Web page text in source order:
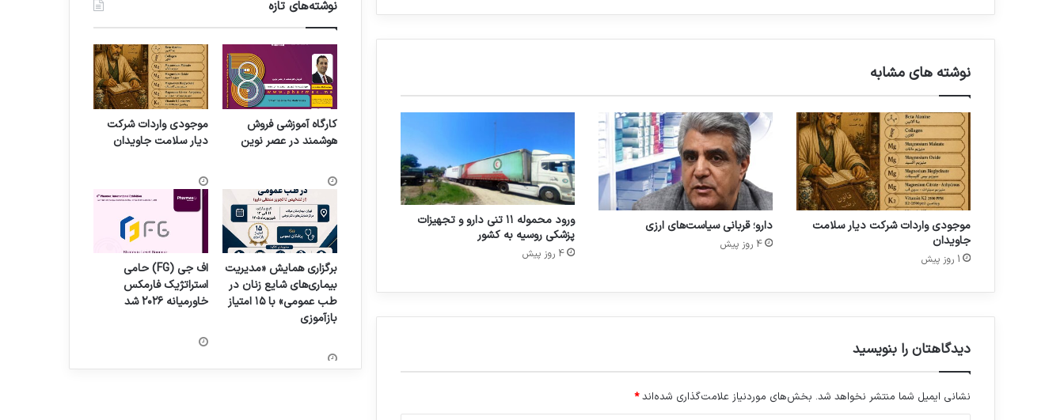
د
ه
د
ب
ه
س
ل
ا
م
ک
ر
ر
ا
ق
ز
e
P
h
a
r
m
e
x
2
ا
د
نوشته های مشابه
موجودی واردات شرکت دیار سلامت
جاویدان
1 روز پیش
دارو؛ قربانی سیاست‌های ارزی
4 روز پیش
ورود محموله ۱۱ تنی دارو و تجهیزات
پزشکی روسیه به کشور
4 روز پیش
دیدگاهتان را بنویسید
نشانی ایمیل شما منتشر نخواهد شد. بخش‌های موردنیاز علامت‌گذاری شده‌اند*
نوشته‌های تازه
کارگاه آموزشی فروش
هوشمند در عصر نوین
موجودی واردات شرکت
دیار سلامت جاویدان
برگزاری همایش «مدیریت
بیماری‌های شایع زنان در
طب عمومی» با ۱۵ امتیاز
بازآموزی
اف جی (FG) حامی
استراتژیک فارمکس
خاورمیانه ۲۰۲۶ شد